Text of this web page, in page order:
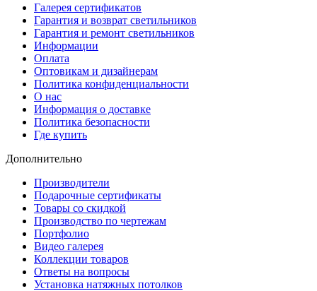
Галерея сертификатов
Гарантия и возврат светильников
Гарантия и ремонт светильников
Информации
Оплата
Оптовикам и дизайнерам
Политика конфиденциальности
О нас
Информация о доставке
Политика безопасности
Где купить
Дополнительно
Производители
Подарочные сертификаты
Товары со скидкой
Производство по чертежам
Портфолио
Видео галерея
Коллекции товаров
Ответы на вопросы
Установка натяжных потолков